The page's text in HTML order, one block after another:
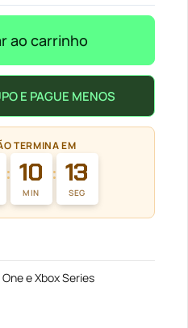
ao carrinho
E PAGUE MENOS
TERMINA EM
: 10
MIN
: 13
SEG
e Xbox Series